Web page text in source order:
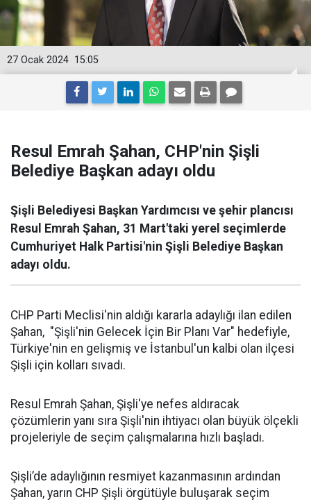
15:05
27 Ocak 2024
Resul Emrah Şahan, CHP'nin Şişli
Belediye Başkan adayı oldu
Şişli Belediyesi Başkan Yardımcısı ve şehir plancısı
Resul Emrah Şahan, 31 Mart'taki yerel seçimlerde
Cumhuriyet Halk Partisi'nin Şişli Belediye Başkan
adayı oldu.
CHP Parti Meclisi'nin aldığı kararla adaylığı ilan edilen
Şahan, "Şişli'nin Gelecek İçin Bir Planı Var" hedefiyle,
Türkiye'nin en gelişmiş ve İstanbul'un kalbi olan ilçesi
Şişli için kolları sıvadı.
Resul Emrah Şahan, Şişli'ye nefes aldıracak
çözümlerin yanı sıra Şişli'nin ihtiyacı olan büyük ölçekli
projeleriyle de seçim çalışmalarına hızlı başladı.
Şişli’de adaylığının resmiyet kazanmasının ardından
Şahan, yarın CHP Şişli örgütüyle buluşarak seçim